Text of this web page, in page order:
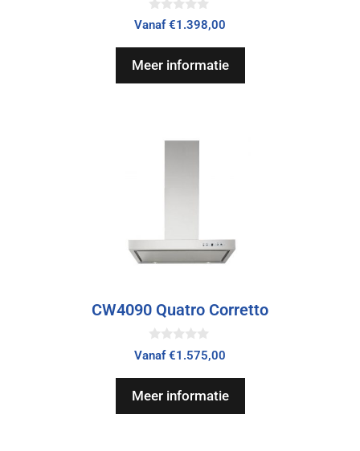
0
v
5
Vanaf€1.398,00
Meer informatie
CW4090 Quatro Corretto
0
v
5
Vanaf€1.575,00
Meer informatie